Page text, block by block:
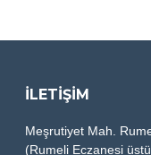
İLETİŞİM
Meşrutiyet Mah.
(Rumeli Eczanesi